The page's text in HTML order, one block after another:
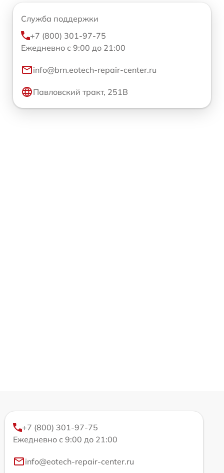
Служба поддержки
+7 (800) 301-97-75
Ежедневно с 9:00 до 21:00
info@brn.eotech-repair-center.ru
Павловский тракт, 251В
+7 (800) 301-97-75
Ежедневно с 9:00 до 21:00
info@eotech-repair-center.ru